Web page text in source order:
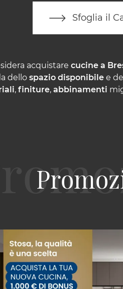
Sfoglia il
acquistare cucine a
dello spazio disponibile e
, finiture, abbinamenti